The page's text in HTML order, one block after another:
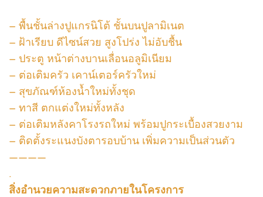
– พื้นชั้นล่างปูแกรนิโต้ ชั้นบนปูลามิเนต
– ฝ้าเรียบ ดีไซน์สวย สูงโปร่ง ไม่อับชื้น
– ประตู หน้าต่างบานเลื่อนอลูมิเนียม
– ต่อเติมครัว เคาน์เตอร์ครัวใหม่
– สุขภัณฑ์ห้องน้ำใหม่ทั้งชุด
– ทาสี ตกแต่งใหม่ทั้งหลัง
– ต่อเติมหลังคาโรงรถใหม่ พร้อมปูกระเบื้องสวยงาม
– ติดตั้งระแนงบังตารอบบ้าน เพิ่มความเป็นส่วนตัว
————
.
สิ่งอำนวยความสะดวกภายในโครงการ